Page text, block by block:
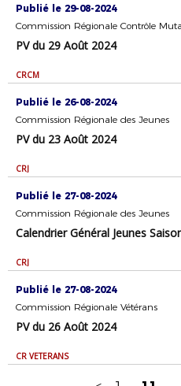
Publié le 29-08-2024
Commission Régionale Contrôle
PV du 29 Août 2024
CRCM
Publié le 26-08-2024
Commission Régionale des Jeunes
PV du 23 Août 2024
CRJ
Publié le 27-08-2024
Commission Régionale des Jeunes
Calendrier Général Jeunes
CRJ
Publié le 27-08-2024
Commission Régionale Vétérans
PV du 26 Août 2024
CR VETERANS